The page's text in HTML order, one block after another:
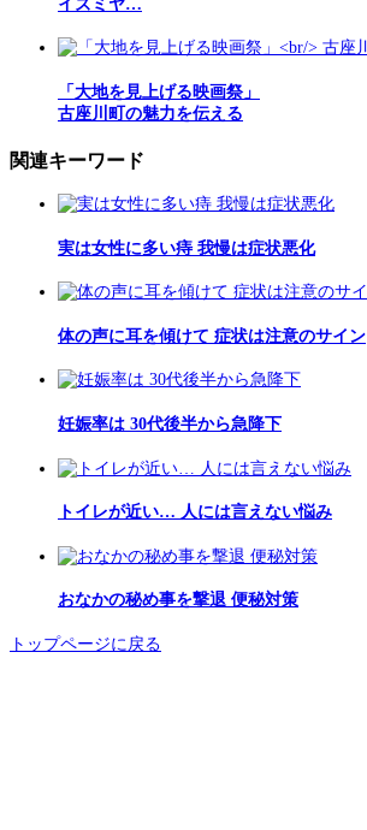
イズミヤ…
「大地を見上げる映画祭」
古座川町の魅力を伝える
関連キーワード
実は女性に多い痔 我慢は症状悪化
体の声に耳を傾けて 症状は注意のサイン
妊娠率は 30代後半から急降下
トイレが近い… 人には言えない悩み
おなかの秘め事を撃退 便秘対策
トップページに戻る